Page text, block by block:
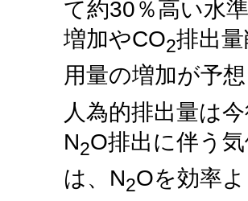
て約30％高い水
増加やCO2排出
用量の増加が予
人為的排出量は
N2O排出に伴う
は、N2Oを効率